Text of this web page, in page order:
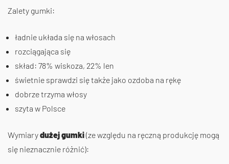
Zalety gumki:
ładnie układa się na włosach
rozciągająca się
skład: 78% wiskoza, 22% len
świetnie sprawdzi się także jako ozdoba na rękę
dobrze trzyma włosy
szyta w Polsce
Wymiarydużej gumki(ze względu na ręczną produkcję mogą
się nieznacznie różnić):